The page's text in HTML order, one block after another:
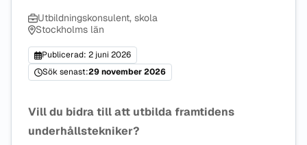
Utbildningskonsulent, skola
Stockholms län
Publicerad: 2 juni 2026
Sök senast:29 november 2026
Vill du bidra till att utbilda framtidens
underhållstekniker?